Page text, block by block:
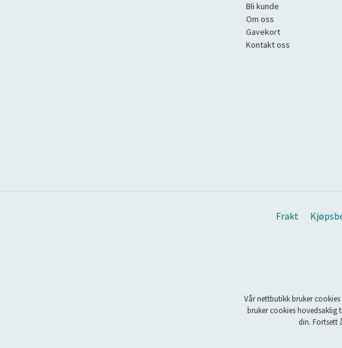
Bli kunde
Om oss
Gavekort
Kontakt oss
Frakt
Vår nettbutikk bruker cookies
bruker cookies hovedsaklig
din. Fortsett